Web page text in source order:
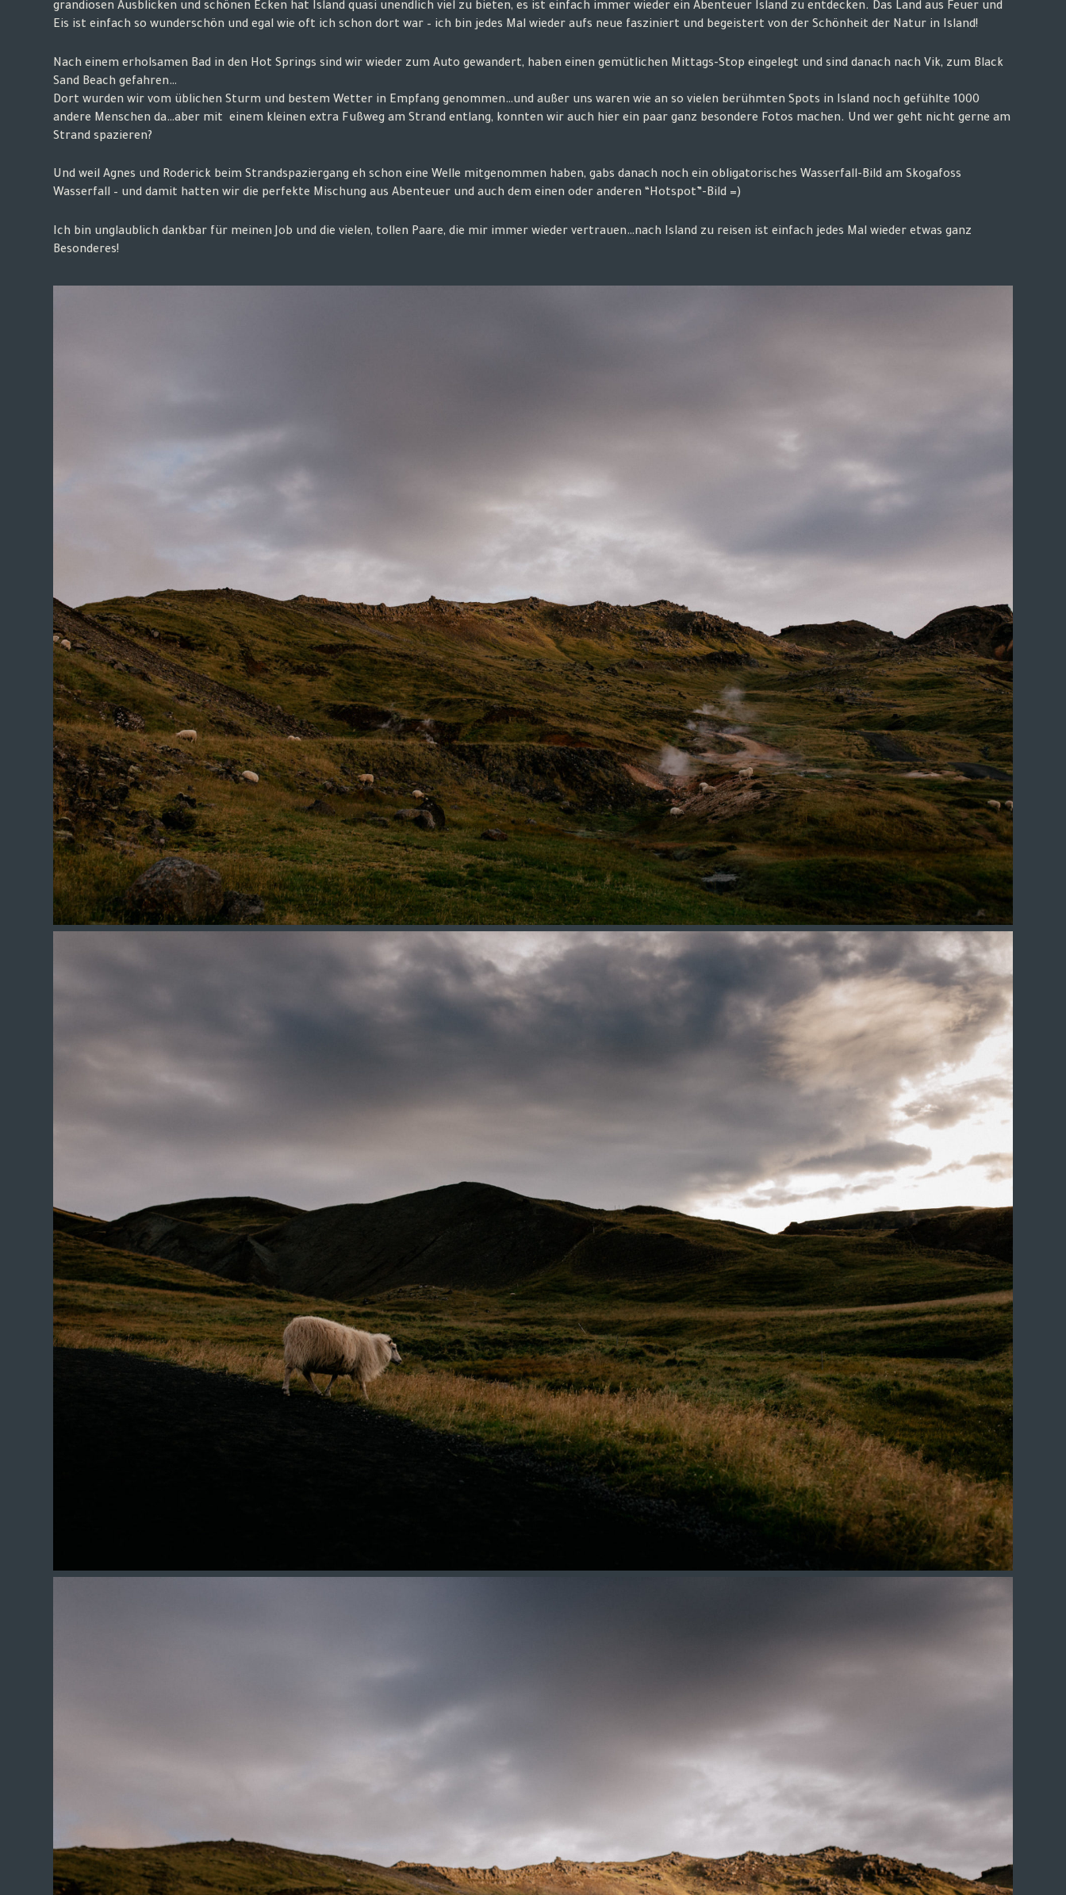
grandiosen Ausblicken und schönen Ecken hat Island quasi unendlich viel zu bieten, es ist einfach immer wieder ein Abenteuer Island zu entdecken. Das Land aus Feuer und
Eis ist einfach so wunderschön und egal wie oft ich schon dort war – ich bin jedes Mal wieder aufs neue fasziniert und begeistert von der Schönheit der Natur in Island!
Nach einem erholsamen Bad in den Hot Springs sind wir wieder zum Auto gewandert, haben einen gemütlichen Mittags-Stop eingelegt und sind danach nach Vik, zum Black
Sand Beach gefahren…
Dort wurden wir vom üblichen Sturm und bestem Wetter in Empfang genommen…und außer uns waren wie an so vielen berühmten Spots in Island noch gefühlte 1000
andere Menschen da…aber mit einem kleinen extra Fußweg am Strand entlang, konnten wir auch hier ein paar ganz besondere Fotos machen. Und wer geht nicht gerne am
Strand spazieren?
Und weil Agnes und Roderick beim Strandspaziergang eh schon eine Welle mitgenommen haben, gabs danach noch ein obligatorisches Wasserfall-Bild am Skogafoss
Wasserfall – und damit hatten wir die perfekte Mischung aus Abenteuer und auch dem einen oder anderen “Hotspot”-Bild =)
Ich bin unglaublich dankbar für meinen Job und die vielen, tollen Paare, die mir immer wieder vertrauen…nach Island zu reisen ist einfach jedes Mal wieder etwas ganz
Besonderes!